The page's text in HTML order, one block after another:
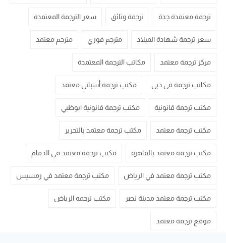
ترجمة معتمدة جدة ترجمة وثائق سعر الترجمة المعتمدة
سعر ترجمة شهادة الميلاد مترجم فوري مترجم معتمد
مركز ترجمة معتمد مكاتب الترجمة المعتمدة
مكاتب ترجمة في دبي مكتب ترجمة أسباني معتمد
مكتب ترجمة قانونية مكتب ترجمة قانونية ابوظبي
مكتب ترجمة معتمد مكتب ترجمة معتمد بالتحرير
مكتب ترجمة معتمد بالقاهرة مكتب ترجمة معتمد في الدمام
مكتب ترجمة معتمد في الرياض مكتب ترجمة معتمد في رمسيس
مكتب ترجمة معتمد مدينة نصر مكتب ترجمه الرياض
موقع ترجمة معتمد